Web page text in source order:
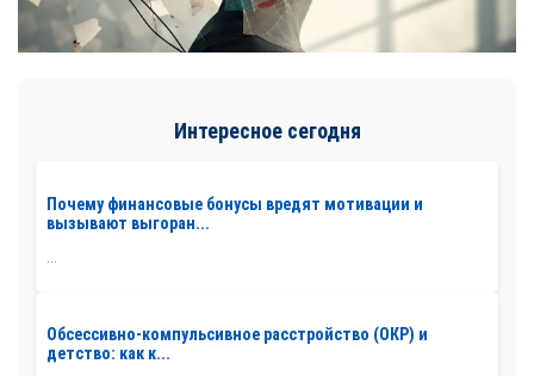
Интересное сегодня
Почему финансовые бонусы вредят мотивации и
вызывают выгоран...
Обсессивно-компульсивное расстройство (ОКР) и
детство: как к...